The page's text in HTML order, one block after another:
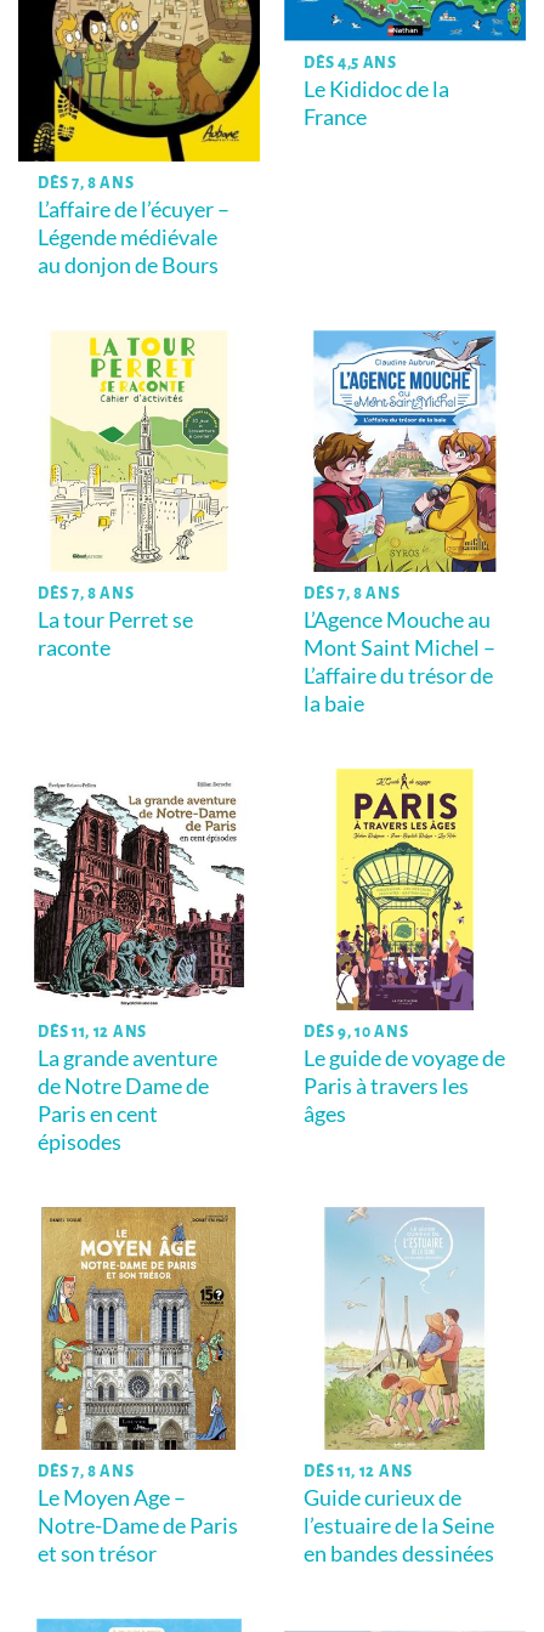
DÈS 7, 8 ANS
L’affaire de l’écuyer –
Légende médiévale
au donjon de Bours
DÈS 4,5 ANS
Le Kididoc de la
France
DÈS 7, 8 ANS
La tour Perret se
raconte
DÈS 7, 8 ANS
L’Agence Mouche au
Mont Saint Michel –
L’affaire du trésor de
la baie
DÈS 11, 12 ANS
La grande aventure
de Notre Dame de
Paris en cent
épisodes
DÈS 9, 10 ANS
Le guide de voyage de
Paris à travers les
âges
DÈS 7, 8 ANS
Le Moyen Age –
Notre-Dame de Paris
et son trésor
DÈS 11, 12 ANS
Guide curieux de
l’estuaire de la Seine
en bandes dessinées